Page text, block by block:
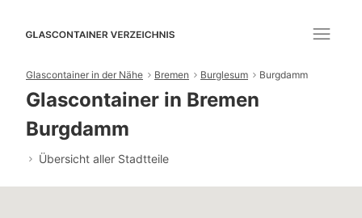
Glascontainer in der Nähe Bremen Burglesum Burgdamm
Glascontainer in Bremen
Burgdamm
Übersicht aller Stadtteile